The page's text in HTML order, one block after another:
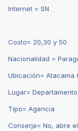
Internet = SN
Costo= 20,30 y 50
Nacionalidad =
Ubicación= Atacama
Lugar= Departamento
Tipo= Agencia
Conserje= No, abre